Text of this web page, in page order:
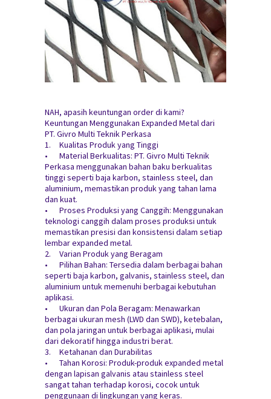
NAH, apasih keuntungan order di kami?
Keuntungan Menggunakan Expanded Metal dari
PT. Givro Multi Teknik Perkasa
1.
Kualitas Produk yang Tinggi
•
Material Berkualitas: PT. Givro Multi Teknik
Perkasa menggunakan bahan baku berkualitas
tinggi seperti baja karbon, stainless steel, dan
aluminium, memastikan produk yang tahan lama
dan kuat.
•
Proses Produksi yang Canggih: Menggunakan
teknologi canggih dalam proses produksi untuk
memastikan presisi dan konsistensi dalam setiap
lembar expanded metal.
2.
Varian Produk yang Beragam
•
Pilihan Bahan: Tersedia dalam berbagai bahan
seperti baja karbon, galvanis, stainless steel, dan
aluminium untuk memenuhi berbagai kebutuhan
aplikasi.
•
Ukuran dan Pola Beragam: Menawarkan
berbagai ukuran mesh (LWD dan SWD), ketebalan,
dan pola jaringan untuk berbagai aplikasi, mulai
dari dekoratif hingga industri berat.
3.
Ketahanan dan Durabilitas
•
Tahan Korosi: Produk-produk expanded metal
dengan lapisan galvanis atau stainless steel
sangat tahan terhadap korosi, cocok untuk
penggunaan di lingkungan yang keras.